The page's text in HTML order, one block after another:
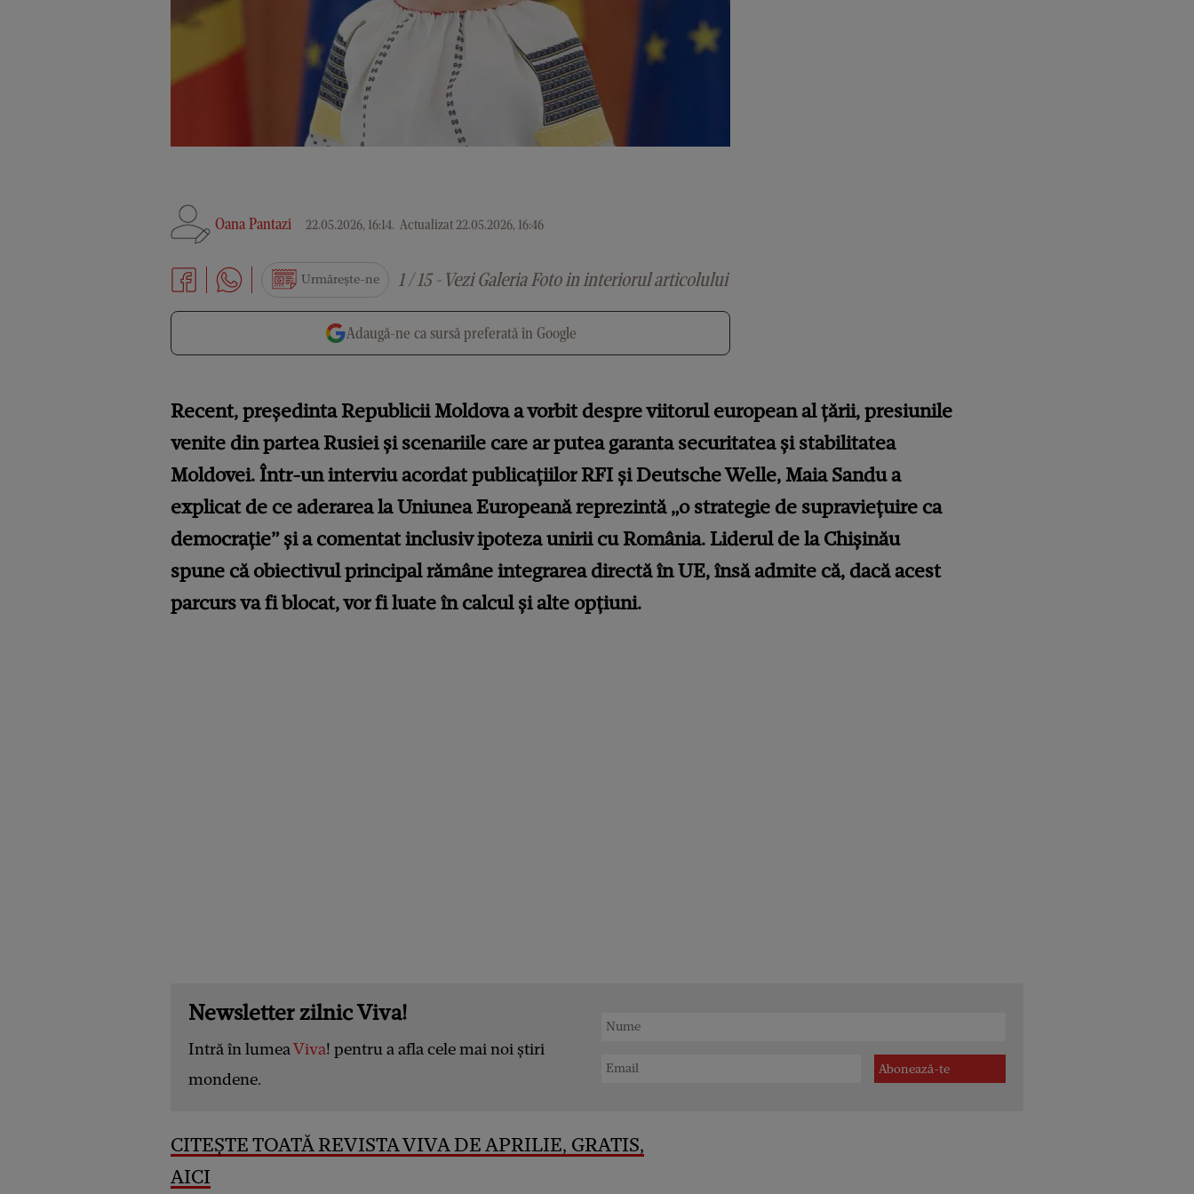
Oana Pantazi 22.05.2026, 16:14. Actualizat 22.05.2026, 16:46
Urmărește-ne 1 / 15 - Vezi Galeria Foto in interiorul articolului
Adaugă-ne ca sursă preferată în Google
Recent, președinta Republicii Moldova a vorbit despre viitorul european al țării, presiunile
venite din partea Rusiei și scenariile care ar putea garanta securitatea și stabilitatea
Moldovei. Într-un interviu acordat publicațiilor RFI și Deutsche Welle, Maia Sandu a
explicat de ce aderarea la Uniunea Europeană reprezintă „o strategie de supraviețuire ca
democrație” și a comentat inclusiv ipoteza unirii cu România. Liderul de la Chișinău
spune că obiectivul principal rămâne integrarea directă în UE, însă admite că, dacă acest
parcurs va fi blocat, vor fi luate în calcul și alte opțiuni.
Newsletter zilnic Viva!
Intră în lumeaViva! pentru a afla cele mai noi știri
mondene.
CITEȘTE TOATĂ REVISTA VIVA DE APRILIE, GRATIS,
AICI